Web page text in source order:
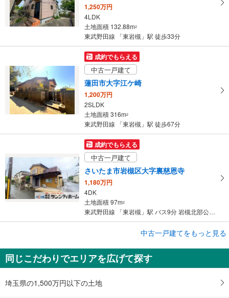
ジ
に
存
る
1,250万円
4LDK
土地面積 132.88m2
東武野田線 「東岩槻」駅 徒歩33分
成約でもらえる
中古一戸建て
蓮田市大字江ケ崎
1,200万円
2SLDK
土地面積 316m2
東武野田線 「東岩槻」駅 徒歩67分
成約でもらえる
中古一戸建て
さいたま市岩槻区大字裏慈恩寺
1,180万円
4DK
土地面積 97m2
東武野田線 「東岩槻」駅 バス9分 岩槻北部公民館 バス停下車 徒歩16分
春日部市増富
1,280万円
5SLDK
土地面積 119.11m
中古一戸建てをもっと見る
同じこだわりでエリアを広げて探す
埼玉県の1,500万円以下の土地